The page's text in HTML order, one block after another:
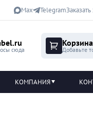
Max Telegram
сюда
Корзина
Добавьте
КОМПАНИЯ